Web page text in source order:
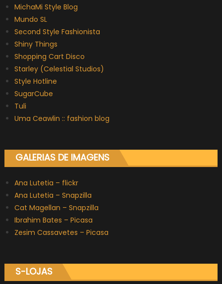
MichaMi Style Blog
Mundo SL
Second Style Fashionista
Shiny Things
Shopping Cart Disco
Starley (Celestial Studios)
Style Hotline
SugarCube
Tuli
Uma Ceawlin :: fashion blog
GALERIAS DE IMAGENS
Ana Lutetia – flickr
Ana Lutetia – Snapzilla
Cat Magellan – Snapzilla
Ibrahim Bates – Picasa
Zesim Cassavetes – Picasa
S-LOJAS